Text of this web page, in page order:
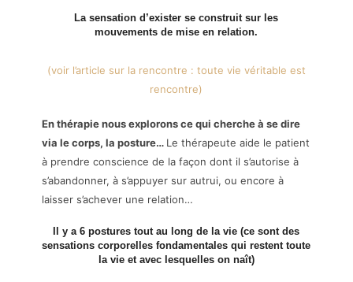
La sensation d’exister se construit sur les
mouvements de mise en relation.
(voir l’article sur la rencontre : toute vie véritable est
rencontre)
En thérapie nous explorons ce qui cherche à se dire
via le corps, la posture… Le thérapeute aide le patient
à prendre conscience de la façon dont il s’autorise à
s’abandonner, à s’appuyer sur autrui, ou encore à
laisser s’achever une relation…
Il y a 6 postures tout au long de la vie (ce sont des
sensations corporelles fondamentales qui restent toute
la vie et avec lesquelles on naît)